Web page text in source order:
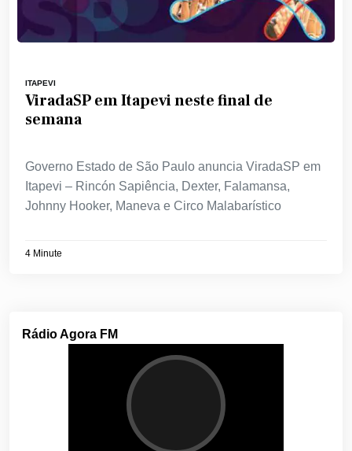
ITAPEVI
ViradaSP em Itapevi neste final de
semana
Governo Estado de São Paulo anuncia ViradaSP em
Itapevi – Rincón Sapiência, Dexter, Falamansa,
Johnny Hooker, Maneva e Circo Malabarístico
4 Minute
Rádio Agora FM